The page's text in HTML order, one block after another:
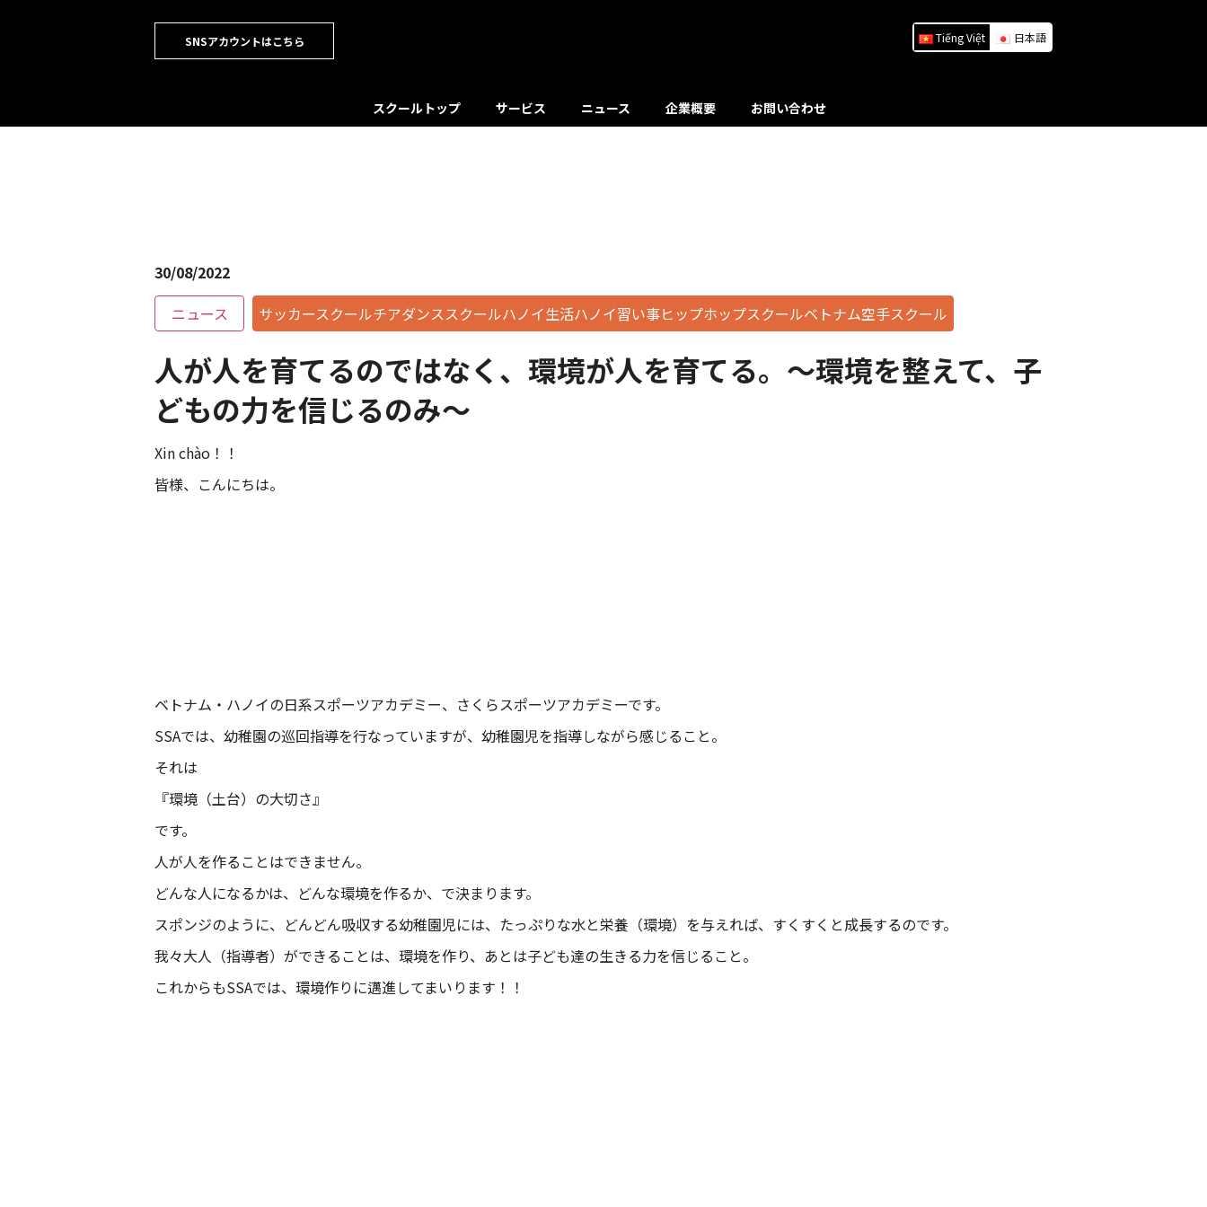
SNSアカウントはこちら Tiếng Việt 日本語
スクールトップ サービス ニュース 企業概要 お問い合わせ
30/08/2022
ニュース
サッカースクールチアダンススクールハノイ生活ハノイ習い事ヒップホップスクールベトナム空手スクール
人が人を育てるのではなく、環境が人を育てる。～環境を整えて、子
どもの力を信じるのみ～
Xin chào！！
皆様、こんにちは。
ベトナム・ハノイの日系スポーツアカデミー、さくらスポーツアカデミーです。
SSAでは、幼稚園の巡回指導を行なっていますが、幼稚園児を指導しながら感じること。
それは
『環境（土台）の大切さ』
です。
人が人を作ることはできません。
どんな人になるかは、どんな環境を作るか、で決まります。
スポンジのように、どんどん吸収する幼稚園児には、たっぷりな水と栄養（環境）を与えれば、すくすくと成長するのです。
我々大人（指導者）ができることは、環境を作り、あとは子ども達の生きる力を信じること。
これからもSSAでは、環境作りに邁進してまいります！！